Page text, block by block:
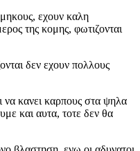
εχουν καλη
της κομης, φωτιζονται
δεν εχουν πολλους
κανει καρπους στα ψηλα
και αυτα, τοτε δεν θα